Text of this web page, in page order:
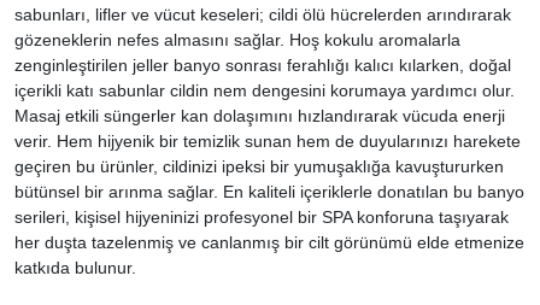
sabunları, lifler ve vücut keseleri; cildi ölü hücrelerden arındırarak
gözeneklerin nefes almasını sağlar. Hoş kokulu aromalarla
zenginleştirilen jeller banyo sonrası ferahlığı kalıcı kılarken, doğal
içerikli katı sabunlar cildin nem dengesini korumaya yardımcı olur.
Masaj etkili süngerler kan dolaşımını hızlandırarak vücuda enerji
verir. Hem hijyenik bir temizlik sunan hem de duyularınızı harekete
geçiren bu ürünler, cildinizi ipeksi bir yumuşaklığa kavuştururken
bütünsel bir arınma sağlar. En kaliteli içeriklerle donatılan bu banyo
serileri, kişisel hijyeninizi profesyonel bir SPA konforuna taşıyarak
her duşta tazelenmiş ve canlanmış bir cilt görünümü elde etmenize
katkıda bulunur.